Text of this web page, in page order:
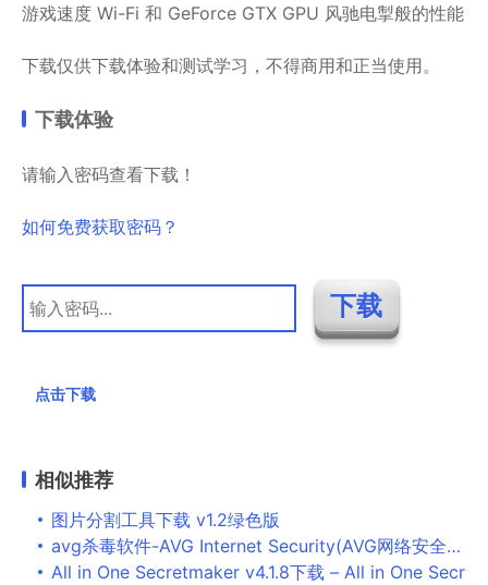
游戏速度 Wi-Fi 和 GeForce GTX GPU 风驰电掣般的性能
下载仅供下载体验和测试学习，不得商用和正当使用。
下载体验
请输入密码查看下载！
如何免费获取密码？
点击下载
相似推荐
图片分割工具下载 v1.2绿色版
avg杀毒软件-AVG Internet Security(AVG网络安全软件)下载 免费版
All in One Secretmaker v4.1.8下载 – All in One Secr